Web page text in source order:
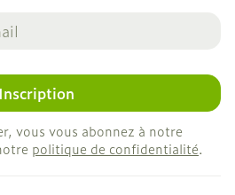
Inscription
vous vous abonnez à notre
politique de confidentialité.